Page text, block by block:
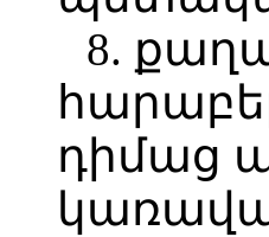
8.
դիմաց